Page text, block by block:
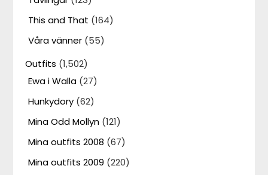
This and That (164)
Våra vänner (55)
Outfits (1,502)
Ewa i Walla (27)
Hunkydory (62)
Mina Odd Mollyn (121)
Mina outfits 2008 (67)
Mina outfits 2009 (220)